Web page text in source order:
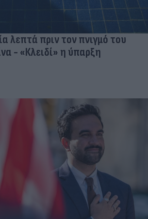
λεπτά πριν τον πνιγμό του
- «Κλειδί» η ύπαρξη